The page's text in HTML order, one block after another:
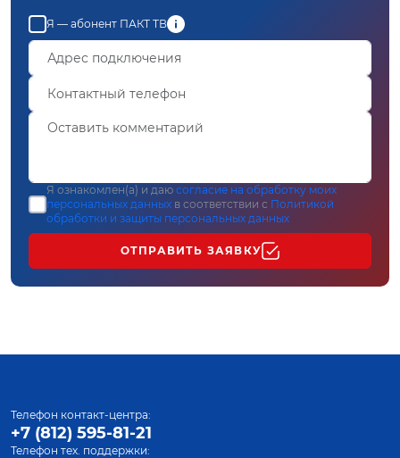
Я — абонент ПАКТ ТВ
Я ознакомлен(а) и даю согласие на обработку моих
персональных данных в соответствии с Политикой
обработки и защиты персональных данных
ОТПРАВИТЬ ЗАЯВКУ
Телефон контакт-центра:
+7 (812) 595-81-21
Телефон тех. поддержки: